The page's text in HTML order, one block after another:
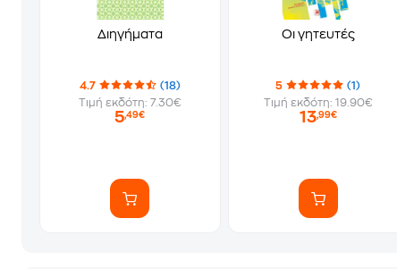
Διηγήματα
4.7
(18)
Τιμή εκδότη: 7.30€
5,49€
Οι γητευτές
5
(1)
Τιμή εκδότη: 19.90€
13,99€